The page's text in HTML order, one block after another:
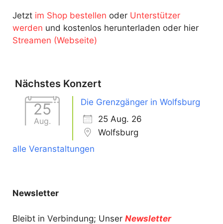
Jetzt im Shop bestellen oder Unterstützer
werden und kostenlos herunterladen oder hier
Streamen (Webseite)
Nächstes Konzert
25
Aug.
Die Grenzgänger in Wolfsburg
25 Aug. 26
Wolfsburg
alle Veranstaltungen
Newsletter
Bleibt in Verbindung; Unser Newsletter